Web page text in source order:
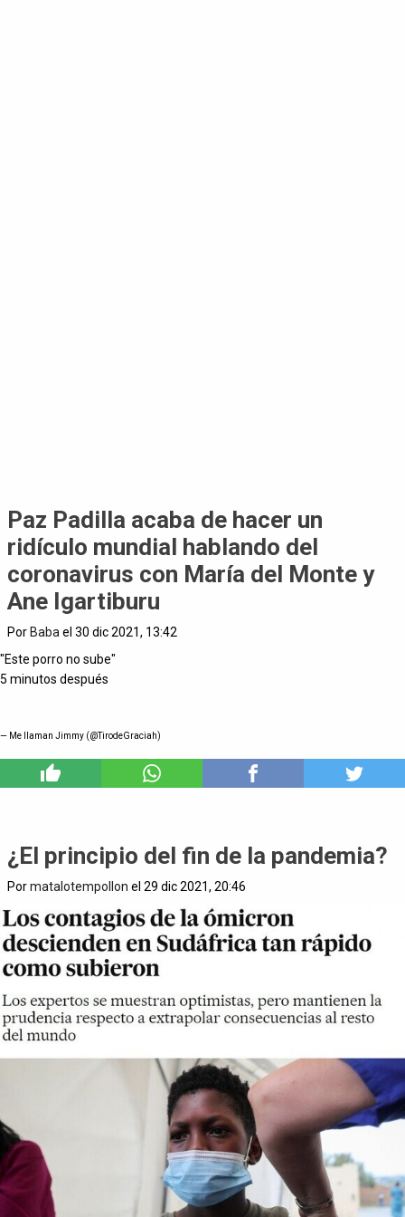
Paz Padilla acaba de hacer un
ridículo mundial hablando del
coronavirus con María del Monte y
Ane Igartiburu
Por Babael 30 dic 2021, 13:42
"Este porro no sube"
5 minutos después
— Me llaman Jimmy (@TirodeGraciah)
¿El principio del fin de la pandemia?
Pormatalotempollon el 29 dic 2021, 20:46